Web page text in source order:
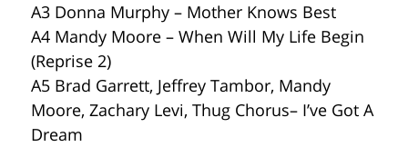
A3 Donna Murphy – Mother Knows Best
A4 Mandy Moore – When Will My Life Begin
(Reprise 2)
A5 Brad Garrett, Jeffrey Tambor, Mandy
Moore, Zachary Levi, Thug Chorus– I’ve Got A
Dream